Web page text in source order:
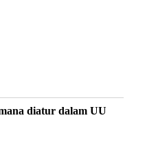
diatur dalam UU